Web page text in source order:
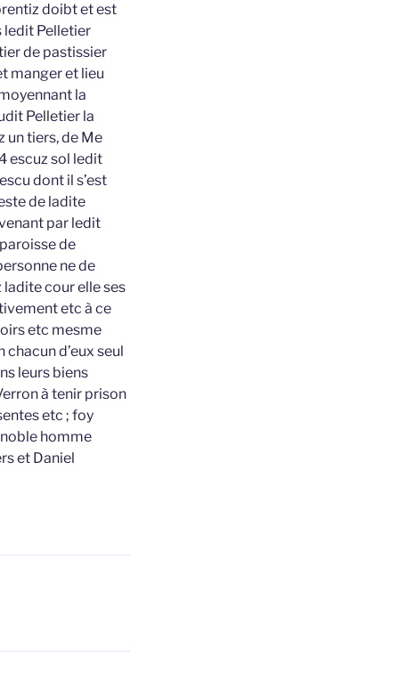
doibt et est
ledit Pelletier
de pastissier
manger et lieu
la
Pelletier la
un tiers, de Me
escuz sol ledit
dont il s’est
de ladite
par ledit
de
ne de
ladite cour elle ses
etc à ce
etc mesme
d’eux seul
leurs biens
à tenir prison
etc ; foy
homme
et Daniel